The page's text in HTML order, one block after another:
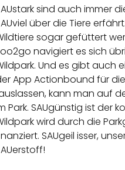
sind auch immer
über die Tiere
sogar gefüttert
navigiert es sich
Und es gibt auch
App Actionbound für die
kann man auf
Park. SAUgünstig ist der
wird durch die
SAUgeil isser,